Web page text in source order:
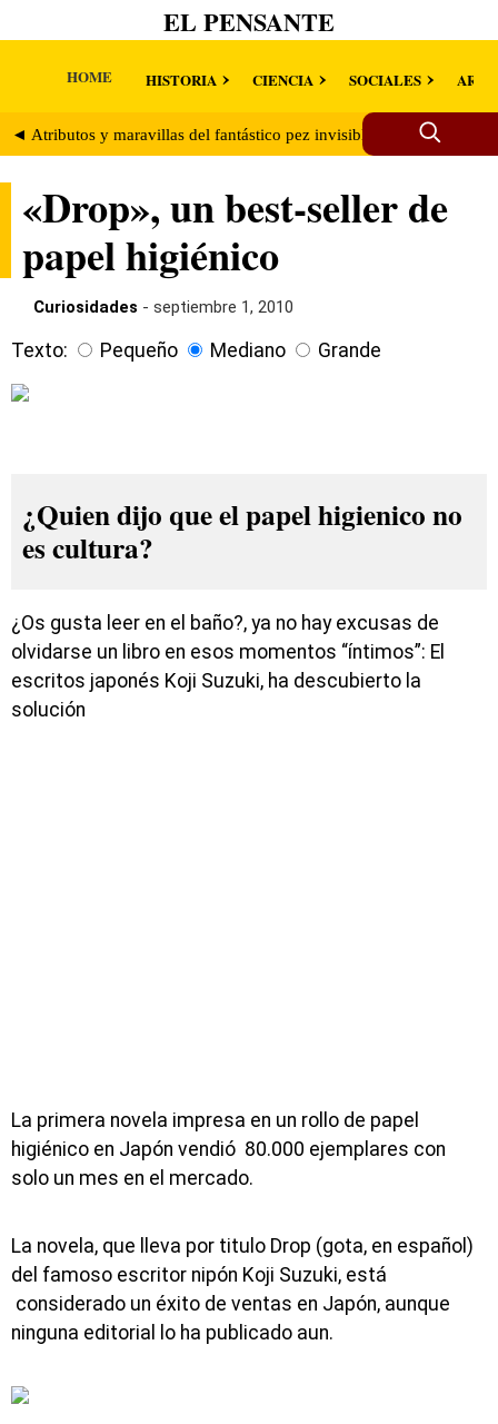
EL PENSANTE
HOME HISTORIA CIENCIA SOCIALES
◄ Atributos y maravillas del fantástico pez invisible brasileño
«Drop», un best-seller de
papel higiénico
Curiosidades - septiembre 1, 2010
Texto: Pequeño Mediano Grande
¿Quien dijo que el papel higienico no
es cultura?
¿Os gusta leer en el baño?, ya no hay excusas de
olvidarse un libro en esos momentos “íntimos”: El
escritos japonés Koji Suzuki, ha descubierto la
solución
La primera novela impresa en un rollo de papel
higiénico en Japón vendió 80.000 ejemplares con
solo un mes en el mercado.
La novela, que lleva por titulo Drop (gota, en español)
del famoso escritor nipón Koji Suzuki, está
considerado un éxito de ventas en Japón, aunque
ninguna editorial lo ha publicado aun.